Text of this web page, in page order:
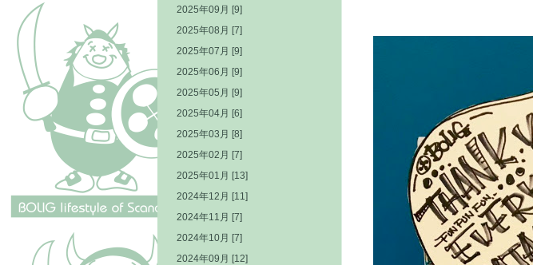
2025年09月 [9]
2025年08月 [7]
2025年07月 [9]
2025年06月 [9]
2025年05月 [9]
2025年04月 [6]
2025年03月 [8]
2025年02月 [7]
2025年01月 [13]
2024年12月 [11]
2024年11月 [7]
2024年10月 [7]
2024年09月 [12]